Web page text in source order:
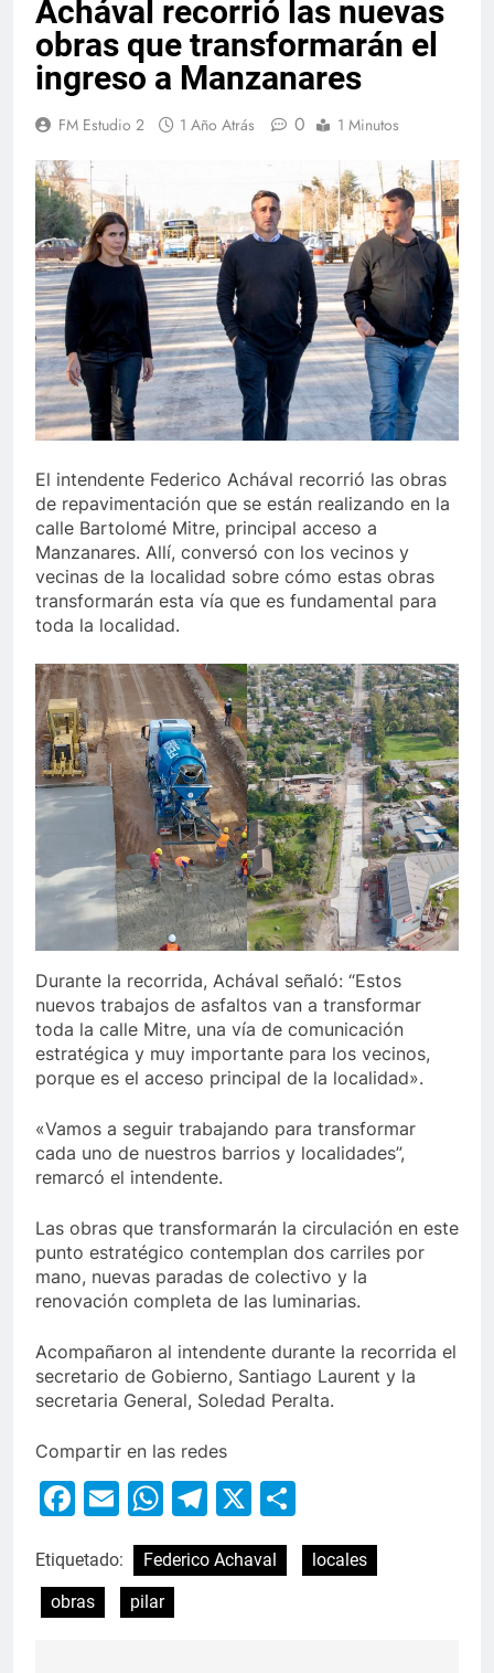
Achával recorrió las nuevas
obras que transformarán el
ingreso a Manzanares
FM Estudio 2 1 Año Atrás 0 1 Minutos
El intendente Federico Achával recorrió las obras
de repavimentación que se están realizando en la
calle Bartolomé Mitre, principal acceso a
Manzanares. Allí, conversó con los vecinos y
vecinas de la localidad sobre cómo estas obras
transformarán esta vía que es fundamental para
toda la localidad.
Durante la recorrida, Achával señaló: “Estos
nuevos trabajos de asfaltos van a transformar
toda la calle Mitre, una vía de comunicación
estratégica y muy importante para los vecinos,
porque es el acceso principal de la localidad».
«Vamos a seguir trabajando para transformar
cada uno de nuestros barrios y localidades”,
remarcó el intendente.
Las obras que transformarán la circulación en este
punto estratégico contemplan dos carriles por
mano, nuevas paradas de colectivo y la
renovación completa de las luminarias.
Acompañaron al intendente durante la recorrida el
secretario de Gobierno, Santiago Laurent y la
secretaria General, Soledad Peralta.
Compartir en las redes
Facebook
EmailWhatsApp
Telegram
X
Etiquetado: Federico Achaval
locales
obras
pilar